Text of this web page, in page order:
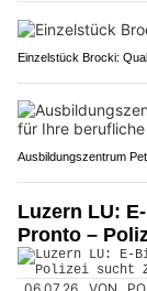
Einzelstück Brocki:
Ausbildungszentrum
Luzern LU:
Pronto –